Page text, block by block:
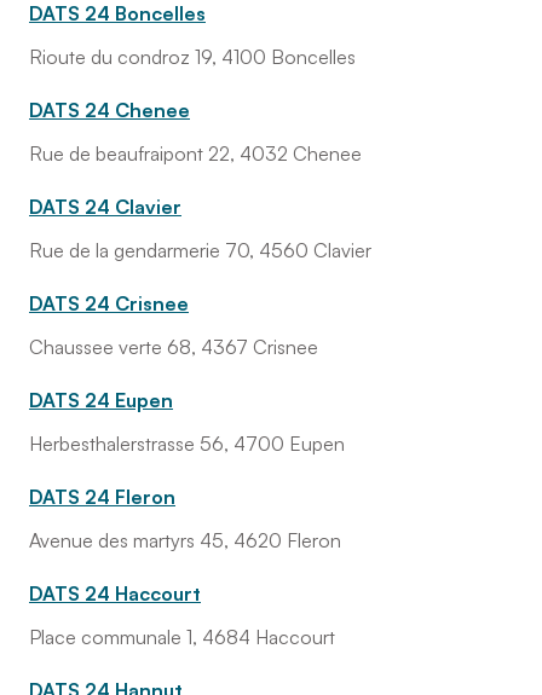
DATS 24 Boncelles
Rioute du condroz 19, 4100 Boncelles
DATS 24 Chenee
Rue de beaufraipont 22, 4032 Chenee
DATS 24 Clavier
Rue de la gendarmerie 70, 4560 Clavier
DATS 24 Crisnee
Chaussee verte 68, 4367 Crisnee
DATS 24 Eupen
Herbesthalerstrasse 56, 4700 Eupen
DATS 24 Fleron
Avenue des martyrs 45, 4620 Fleron
DATS 24 Haccourt
Place communale 1, 4684 Haccourt
DATS 24 Hannut